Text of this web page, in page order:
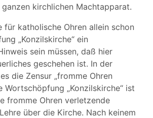
kirchlichen Machtapparat.
für katholische Ohren allein schon
„Konzilskirche“ ein
sein müssen, daß hier
geschehen ist. In der
die Zensur „fromme Ohren
Wortschöpfung „Konzilskirche“ ist
fromme Ohren verletzende
über die Kirche. Nach keinem